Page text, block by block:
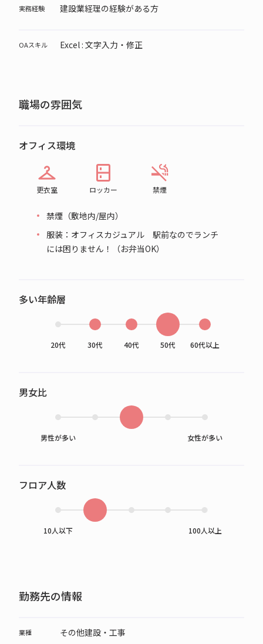
実務経験 建設業経理の経験がある方
OAスキル Excel : 文字入力・修正
職場の雰囲気
オフィス環境
更衣室 ロッカー 禁煙
禁煙（敷地内/屋内）
服装：オフィスカジュアル 駅前なのでランチ
には困りません！（お弁当OK）
多い年齢層
20代 30代 40代 50代 60代以上
男女比
男性が多い 女性が多い
フロア人数
10人以下 100人以上
勤務先の情報
業種 その他建設・工事